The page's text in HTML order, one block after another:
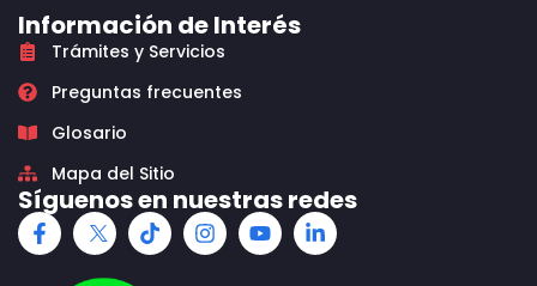
Información de Interés
Trámites y Servicios
Preguntas frecuentes
Glosario
Mapa del Sitio
Síguenos en nuestras redes